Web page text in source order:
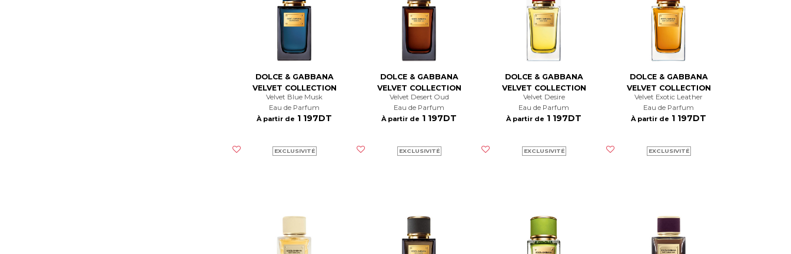
DOLCE & GABBANA
VELVET COLLECTION
Velvet Blue Musk
Eau de Parfum
À partir de 1 197DT
EXCLUSIVITÉ
DOLCE & GABBANA
VELVET COLLECTION
Velvet Desert Oud
Eau de Parfum
À partir de 1 197DT
EXCLUSIVITÉ
DOLCE & GABBANA
VELVET COLLECTION
Velvet Desire
Eau de Parfum
À partir de 1 197DT
EXCLUSIVITÉ
DOLCE & GABBANA
VELVET COLLECTION
Velvet Exotic Leather
Eau de Parfum
À partir de 1 197DT
EXCLUSIVITÉ